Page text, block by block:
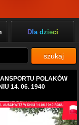
Dla dzieci
szukaj
POLAKÓW
14. 06. 1940